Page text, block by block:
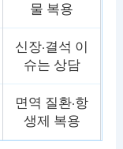
물 복용
신장·결석 이
슈는 상담
면역 질환·항
생제 복용